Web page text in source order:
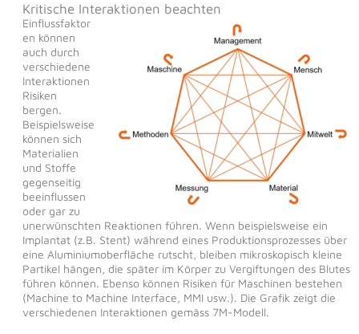
Kritische Interaktionen beachten
Einflussfaktor
en können
auch durch
verschiedene
Interaktionen
Risiken
bergen.
Beispielsweise
können sich
Materialien
und Stoffe
gegenseitig
beeinflussen
oder gar zu
unerwünschten Reaktionen führen. Wenn beispielsweise ein
Implantat (z.B. Stent) während eines Produktionsprozesses über
eine Aluminiumoberfläche rutscht, bleiben mikroskopisch kleine
Partikel hängen, die später im Körper zu Vergiftungen des Blutes
führen können. Ebenso können Risiken für Maschinen bestehen
(Machine to Machine Interface, MMI usw.). Die Grafik zeigt die
verschiedenen Interaktionen gemäss 7M-Modell.